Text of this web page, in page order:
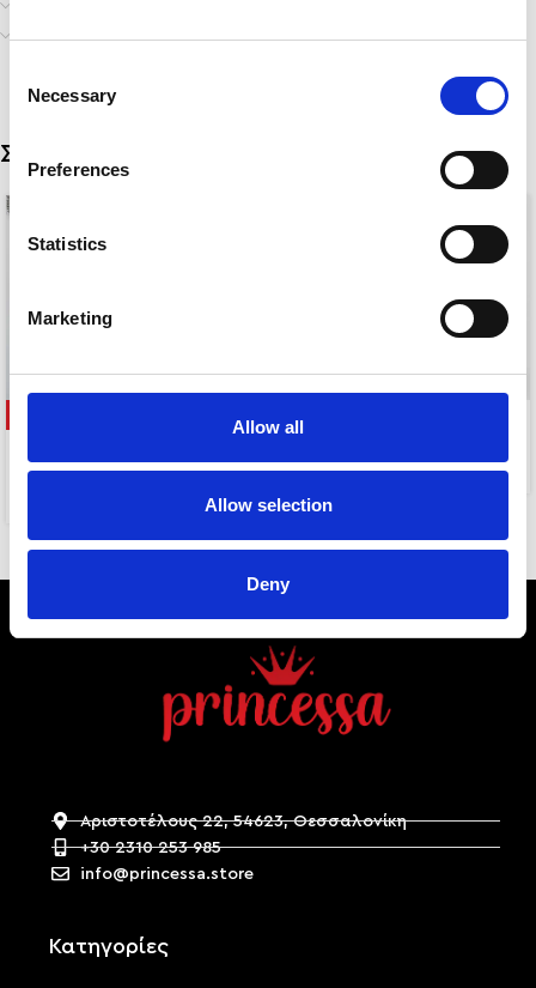
Selection
Necessary
Preferences
Statistics
Marketing
Allow all
Allow selection
Deny
Αποστολή & Παράδοση
Σχετικά προϊόντα
MOON
5,00€
Αριστοτέλους 22, 54623, Θεσσαλονίκη
+30 2310 253 985
info@princessa.store
Κατηγορίες